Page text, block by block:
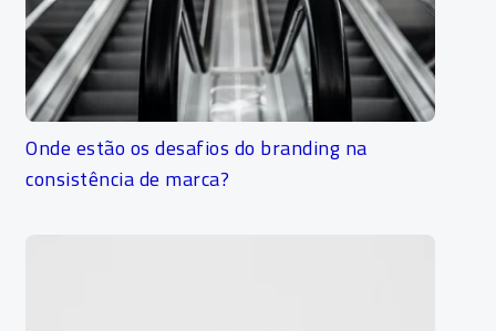
Onde estão os desafios do branding na
consistência de marca?